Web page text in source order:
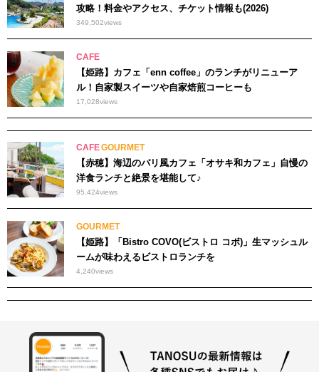
攻略！料金やアクセス、チケット情報も(2026)
349,502views
CAFE
【姫路】カフェ「enn coffee」のランチがリニューア
ル！自家製スイーツや自家焙煎コーヒーも
17,028views
CAFEGOURMET
【赤穂】海辺のバリ風カフェ「オサキ和カフェ」自慢の
洋食ランチと絶景を堪能して♪
95,424views
GOURMET
【姫路】「Bistro COVO(ビストロ コボ)」生マッシュル
ームが味わえるビストロランチを
4,240views